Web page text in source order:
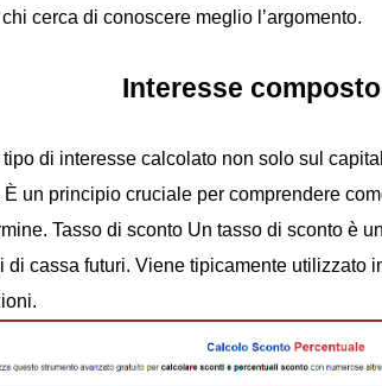
cerca di conoscere meglio l’argomento.
Interesse composto
tipo di interesse calcolato non solo sul
un principio cruciale per comprendere
Tasso di sconto Un tasso di sconto è
di cassa futuri. Viene tipicamente utilizzato